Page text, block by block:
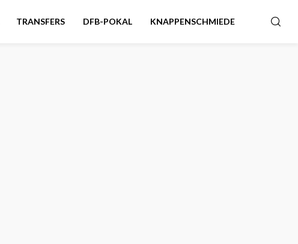
TRANSFERS DFB-POKAL KNAPPENSCHMIEDE